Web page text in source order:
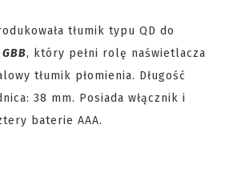
tłumik typu QD do
, który pełni rolę naświetlacza
tłumik płomienia. Długość
38 mm. Posiada włącznik i
baterie AAA.